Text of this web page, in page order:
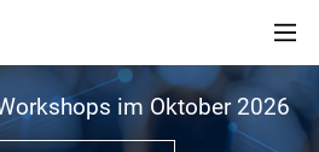
im Oktober 2026